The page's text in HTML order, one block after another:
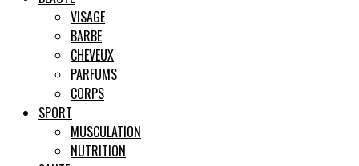
Male
VISAGE
BARBE
CHEVEUX
PARFUMS
CORPS
SPORT
MUSCULATION
NUTRITION